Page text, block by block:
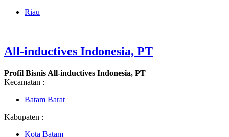
Riau
All-inductives Indonesia, PT
Profil Bisnis All-inductives Indonesia, PT
Kecamatan :
Batam Barat
Kabupaten :
Kota Batam